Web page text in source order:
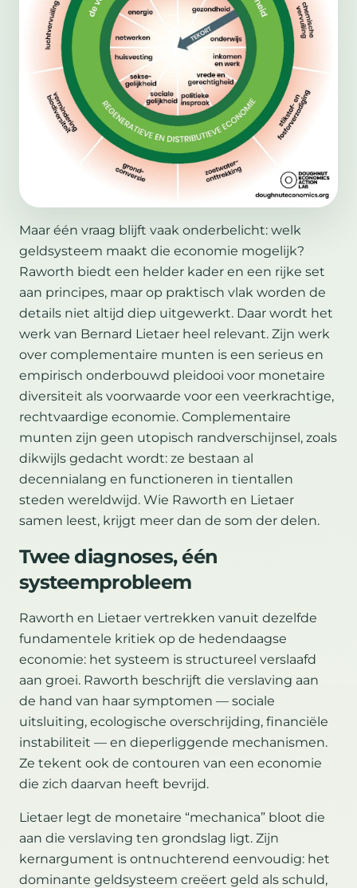
Maar één vraag blijft vaak onderbelicht: welk
geldsysteem maakt die economie mogelijk?
Raworth biedt een helder kader en een rijke set
aan principes, maar op praktisch vlak worden de
details niet altijd diep uitgewerkt. Daar wordt het
werk van Bernard Lietaer heel relevant. Zijn werk
over complementaire munten is een serieus en
empirisch onderbouwd pleidooi voor monetaire
diversiteit als voorwaarde voor een veerkrachtige,
rechtvaardige economie. Complementaire
munten zijn geen utopisch randverschijnsel, zoals
dikwijls gedacht wordt: ze bestaan al
decennialang en functioneren in tientallen
steden wereldwijd. Wie Raworth en Lietaer
samen leest, krijgt meer dan de som der delen.
Twee diagnoses, één
systeemprobleem
Raworth en Lietaer vertrekken vanuit dezelfde
fundamentele kritiek op de hedendaagse
economie: het systeem is structureel verslaafd
aan groei. Raworth beschrijft die verslaving aan
de hand van haar symptomen — sociale
uitsluiting, ecologische overschrijding, financiële
instabiliteit — en dieperliggende mechanismen.
Ze tekent ook de contouren van een economie
die zich daarvan heeft bevrijd.
Lietaer legt de monetaire “mechanica” bloot die
aan die verslaving ten grondslag ligt. Zijn
kernargument is ontnuchterend eenvoudig: het
dominante geldsysteem creëert geld als schuld,